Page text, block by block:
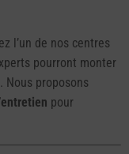
l’un de nos centres
pourront monter
Nous proposons
pour